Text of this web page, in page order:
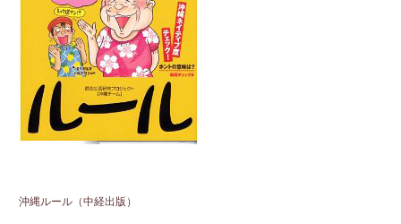
沖縄ルール（中経出版）